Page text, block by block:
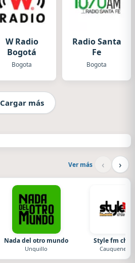
W Radio
Bogotá
Bogota
Radio Santa
Fe
Bogota
Cargar más
Ver más ‹ ›
Nada del otro mundo
Unquillo
Style fm chile
Cauquenes